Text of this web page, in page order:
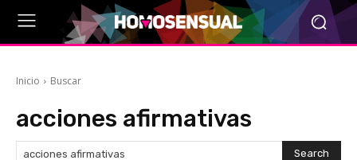
Inicio Buscar
acciones afirmativas
Search